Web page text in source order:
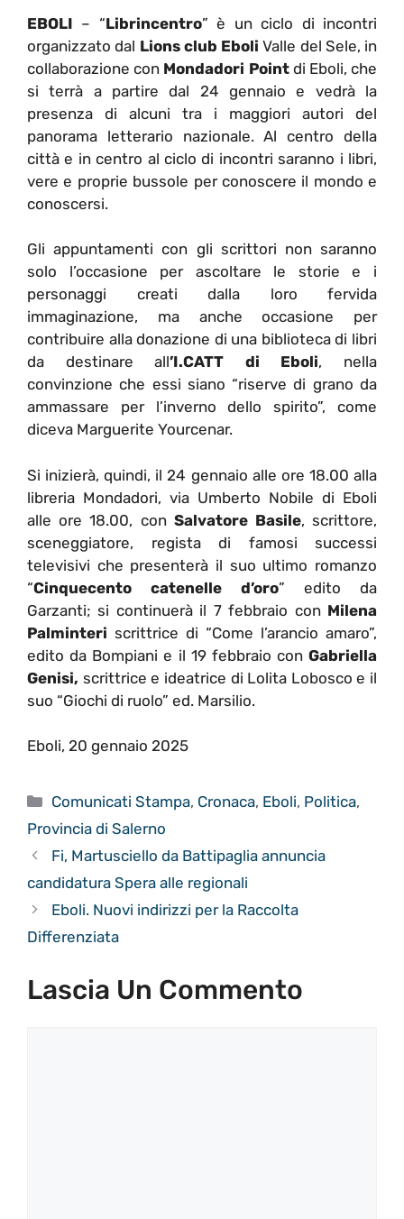
EBOLI – “Librincentro” è un ciclo di incontri
organizzato dal Lions club Eboli Valle del Sele, in
collaborazione con Mondadori Pointdi Eboli, che
si terrà a partire dal 24 gennaio e vedrà la
presenza di alcuni tra i maggiori autori del
panorama letterario nazionale. Al centro della
città e in centro al ciclo di incontri saranno i libri,
vere e proprie bussole per conoscere il mondo e
conoscersi.
Gli appuntamenti con gli scrittori non saranno
solo l’occasione per ascoltare le storie e i
personaggi creati dalla loro fervida
immaginazione, ma anche occasione per
contribuire alla donazione di una biblioteca di libri
da destinare all’I.CATT di Eboli, nella
convinzione che essi siano “riserve di grano da
ammassare per l’inverno dello spirito”, come
diceva Marguerite Yourcenar.
Si inizierà, quindi, il 24 gennaio alle ore 18.00 alla
libreria Mondadori, via Umberto Nobile di Eboli
alle ore 18.00, con Salvatore Basile, scrittore,
sceneggiatore, regista di famosi successi
televisivi che presenterà il suo ultimo romanzo
“Cinquecento catenelle d’oro” edito da
Garzanti; si continuerà il 7 febbraio con Milena
Palminteri scrittrice di “Come l’arancio amaro”,
edito da Bompiani e il 19 febbraio con Gabriella
Genisi, scrittrice e ideatrice di Lolita Lobosco e il
suo “Giochi di ruolo” ed. Marsilio.
Eboli, 20 gennaio 2025
Categorie
Comunicati Stampa, Cronaca, Eboli, Politica,
Provincia di Salerno
Fi, Martusciello da Battipaglia annuncia
candidatura Spera alle regionali
Eboli. Nuovi indirizzi per la Raccolta
Differenziata
Lascia Un Commento